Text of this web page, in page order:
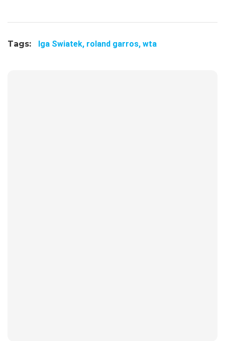
Tags: Iga Swiatek, roland garros, wta